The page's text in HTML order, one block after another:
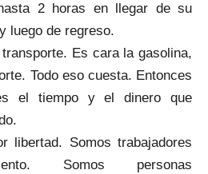
2 horas en llegar de su
luego de regreso.
Es cara la gasolina,
Todo eso cuesta. Entonces
el tiempo y el dinero que
libertad. Somos trabajadores
Somos personas